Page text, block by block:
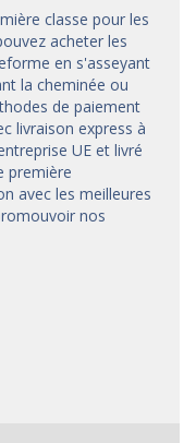
classe pour les
acheter les
en s'asseyant
la cheminée ou
de paiement
livraison express à
UE et livré
première
avec les meilleures
nos